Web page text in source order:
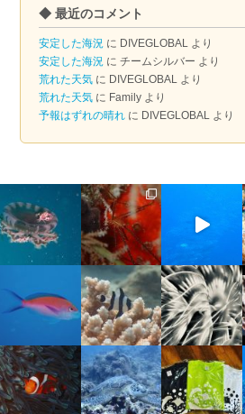
カ
イ
ブ
◆ 最近のコメント
安定した海況 に DIVEGLOBAL より
安定した海況 にチームシルバー より
荒れた天気 に DIVEGLOBAL より
荒れた天気 に Family より
予報はずれの晴れ に DIVEGLOBAL より